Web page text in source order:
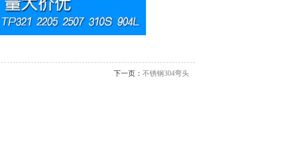
下一页： 不锈钢304弯头